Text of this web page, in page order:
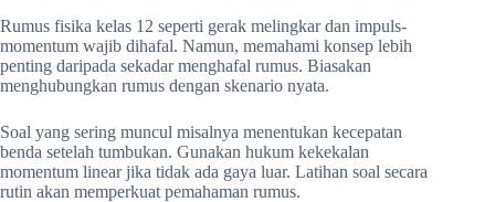
Rumus fisika kelas 12 seperti gerak melingkar dan impuls-
momentum wajib dihafal. Namun, memahami konsep lebih
penting daripada sekadar menghafal rumus. Biasakan
menghubungkan rumus dengan skenario nyata.
Soal yang sering muncul misalnya menentukan kecepatan
benda setelah tumbukan. Gunakan hukum kekekalan
momentum linear jika tidak ada gaya luar. Latihan soal secara
rutin akan memperkuat pemahaman rumus.